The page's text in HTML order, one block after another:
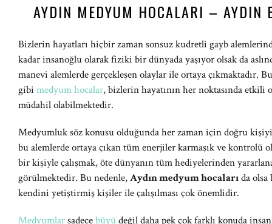
AYDIN MEDYUM HOCALARI – AYDIN
Bizlerin hayatları hiçbir zaman sonsuz kudretli gayb
kadar insanoğlu olarak fiziki bir dünyada yaşıyor olsak da
manevi alemlerde gerçekleşen olaylar ile ortaya çıkmaktadır.
gibi medyum hocalar, bizlerin hayatının her noktasında etkili
müdahil olabilmektedir.
Medyumluk söz konusu olduğunda her zaman için doğru
bu alemlerde ortaya çıkan tüm enerjiler karmaşık ve
bir kişiyle çalışmak, öte dünyanın tüm hediyelerinden
görülmektedir. Bu nedenle,Aydın medyum hocalarıda olsa
kendini yetiştirmiş kişiler ile çalışılması çok önemlidir.
Medyumlarsadecebüyü değil daha pek çok farklı konuda